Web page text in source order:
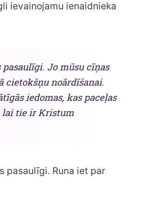
ievainojamu ienaidnieka
pasaulīgi. Jo mūsu cīņas
cietokšņu noārdīšanai.
iedomas, kas paceļas
lai tie ir Kristum
pasaulīgi. Runa iet par